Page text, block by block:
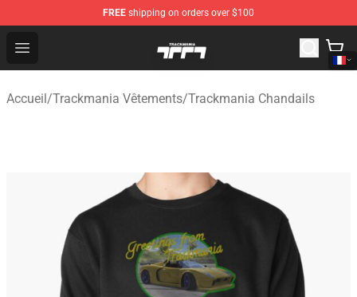
FREE shipping on orders over $100
Open menu
Trackmania Store - Official Trackmania Merchandise
Accueil/Trackmania Vêtements/Trackmania Chandails